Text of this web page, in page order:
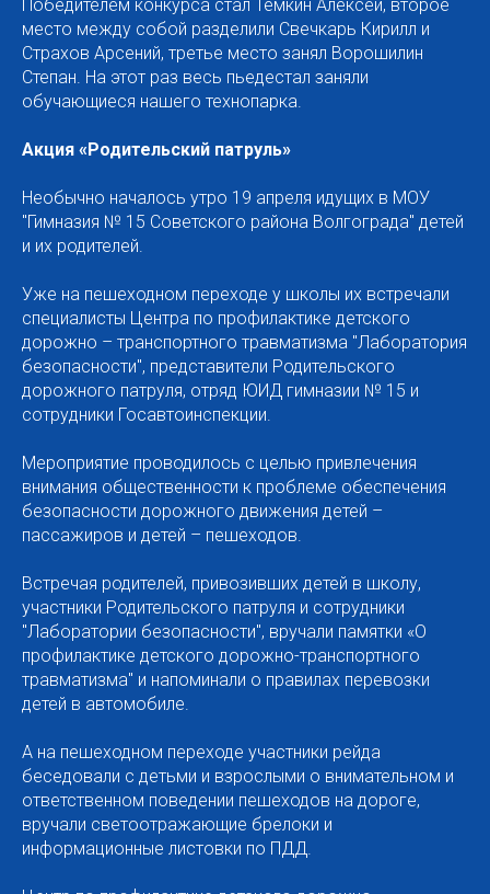
Победителем конкурса стал Темкин Алексей, второе
место между собой разделили Свечкарь Кирилл и
Страхов Арсений, третье место занял Ворошилин
Степан. На этот раз весь пьедестал заняли
обучающиеся нашего технопарка.
Акция «Родительский патруль»
Необычно началось утро 19 апреля идущих в МОУ
"Гимназия № 15 Советского района Волгограда" детей
и их родителей.
Уже на пешеходном переходе у школы их встречали
специалисты Центра по профилактике детского
дорожно – транспортного травматизма "Лаборатория
безопасности", представители Родительского
дорожного патруля, отряд ЮИД гимназии № 15 и
сотрудники Госавтоинспекции.
Мероприятие проводилось с целью привлечения
внимания общественности к проблеме обеспечения
безопасности дорожного движения детей –
пассажиров и детей – пешеходов.
Встречая родителей, привозивших детей в школу,
участники Родительского патруля и сотрудники
"Лаборатории безопасности", вручали памятки «О
профилактике детского дорожно-транспортного
травматизма" и напоминали о правилах перевозки
детей в автомобиле.
А на пешеходном переходе участники рейда
беседовали с детьми и взрослыми о внимательном и
ответственном поведении пешеходов на дороге,
вручали светоотражающие брелоки и
информационные листовки по ПДД.